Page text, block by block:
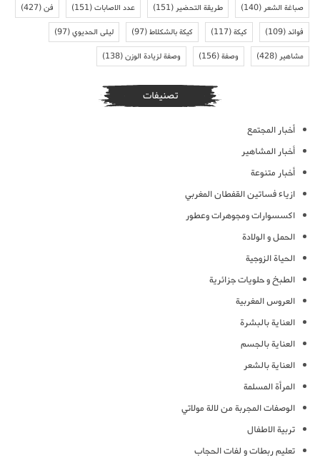
صباغة الشعر(140) طريقة التحضير(151) عدد الاصابات(151) فن(427)
فوائد(109) كيكة(117) كيكة بالشكلاط(97) ليلى الحديوي(97)
مشاهير(428) وصفة(156) وصفة لزيادة الوزن(138)
تصنيفات
أخبار المجتمع
أخبار المشاهير
أخبار متنوعة
ازياء فساتين القفطان المغربي
اكسسوارات ومجوهرات وعطور
الحمل و الولادة
الحياة الزوجية
الطبخ و حلويات جزائرية
العروس المغربية
العناية بالبشرة
العناية بالجسم
العناية بالشعر
المرأة المسلمة
الوصفات المجربة من لالة مولاتي
تربية الاطفال
تعليم ربطات و لفات الحجاب